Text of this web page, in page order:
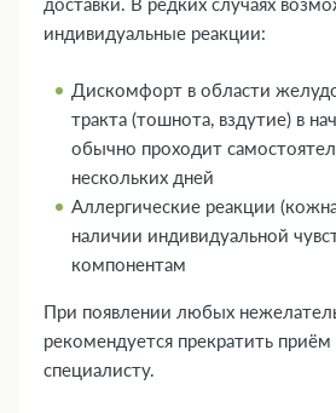
индивидуальные реакции:
Дискомфорт в области
тракта (тошнота, вздутие) в
обычно проходит
нескольких дней
Аллергические реакции
наличии индивидуальной
компонентам
При появлении любых
рекомендуется прекратить приём
специалисту.